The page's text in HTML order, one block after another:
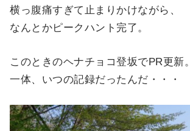
横っ腹痛すぎて止まりかけながら、
なんとかピークハント完了。
このときのヘナチョコ登坂でPR更新。
一体、いつの記録だったんだ・・・